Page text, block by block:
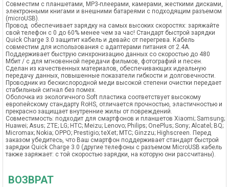
Совместим с планшетами, MP3-плеерами, камерами, жесткими дисками,
электронными книгами и внешними батареями с подходящим разъемом
(microUSB).
Провод обеспечивает зарядку на самых высоких скоростях: заряжайте
свой телефон с 0 до 60% менее чем за час! Стандарт быстрой зарядки
Quick Charge 3.0 защитит кабель и девайс от перегрева. Кабель
совместим для использования с адаптерами питания от 2.4А.
Поддерживает быструю синхронизацию данных со скоростью до 480
Мбит / с для мгновенной передачи фильмов, фотографий и песен.
Сделан из качественных материалов, обеспечивающих идеальную
передачу данных, повышенные показатели гибкости и долговечности.
Проводник из бескислородной меди высокой степени очистки передает
стабильный сигнал без помех.
Оболочка из экологичного Soft пластика соответствует высокому
европейскому стандарту RoHS, отличается прочностью, эластичностью и
прекрасно защищает внутренние жилы от повреждений.
Совместимость: подходит для смартфонов и планшетов Xiaomi; Samsung;
Huawei; Asus; ZTE; LG; HTC; Meizu; Lenovo; Philips; OnePlus; Sony; Alcatel; BQ;
Micromax; Nokia; OPPO; Prestigio; teXet; MTC; Ginzzu; Highscreen. Перед
заказом убедитесь, что Ваш смартфон поддерживает стандарт быстрой
зарядки Quick Charge 3.0 (другие телефоны с разъемом MicroUSB кабель
также заряжает: с той скоростью зарядки, на которую они рассчитаны).
ВОЗВРАТ